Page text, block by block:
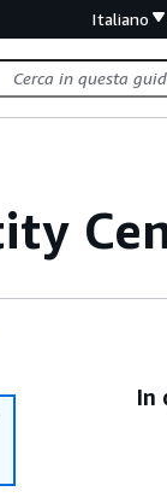
Italiano
In